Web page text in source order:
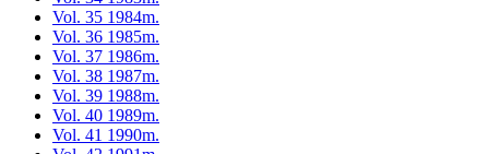
Vol. 35 1984m.
Vol. 36 1985m.
Vol. 37 1986m.
Vol. 38 1987m.
Vol. 39 1988m.
Vol. 40 1989m.
Vol. 41 1990m.